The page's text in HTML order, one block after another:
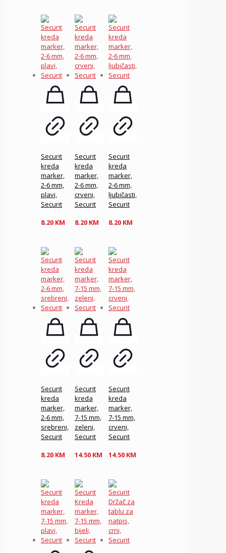
Securit
kreda
marker,
2-6 mm,
plavi,
Securit
8.20 KM
Securit
kreda
marker,
2-6 mm,
crveni,
Securit
8.20 KM
Securit
kreda
marker,
2-6 mm,
ljubičasti,
Securit
8.20 KM
Securit
kreda
marker,
2-6 mm,
srebreni,
Securit
8.20 KM
Securit
kreda
marker,
7-15 mm,
zeleni,
Securit
14.50 KM
Securit
kreda
marker,
7-15 mm,
crveni,
Securit
14.50 KM